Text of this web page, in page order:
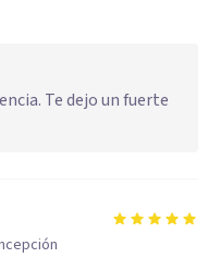
Te dejo un fuerte